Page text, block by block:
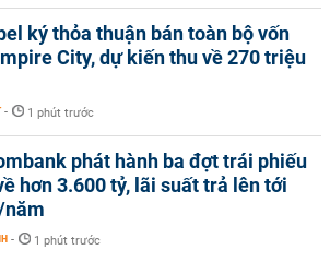
ký thỏa thuận bán toàn bộ vốn
City, dự kiến thu về 270 triệu
- 1 phút trước
phát hành ba đợt trái phiếu
hơn 3.600 tỷ, lãi suất trả lên tới
năm
- 1 phút trước